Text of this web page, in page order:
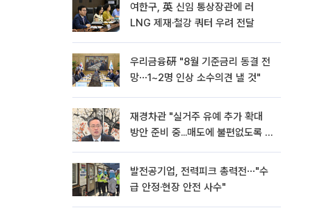
여한구, 英 신임 통상장관에 러
LNG 제재·철강 쿼터 우려 전달
우리금융硏 "8월 기준금리 동결 전
망⋯1~2명 인상 소수의견 낼 것"
재경차관 "실거주 유예 추가 확대
방안 준비 중...매도에 불편없도록 노
발전공기업, 전력피크 총력전⋯"수
급 안정·현장 안전 사수"